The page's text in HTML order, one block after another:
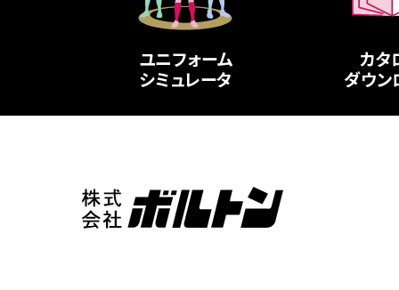
ユニフォーム
シミュレータ
カタ
ダウン